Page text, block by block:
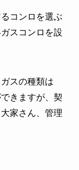
コンロを選ぶ
スコンロを設
スの種類は
きますが、契
家さん、管理